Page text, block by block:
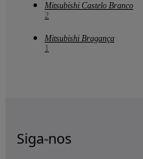
Mitsubishi Castelo Branco
2
Mitsubishi Bragança
1
Siga-nos